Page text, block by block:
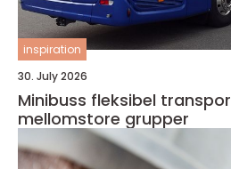
inspiration
30. July 2026
Minibuss fleksibel transport for små og
mellomstore grupper